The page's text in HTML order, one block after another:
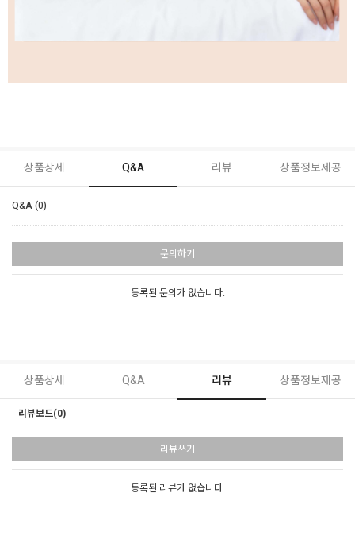
상품상세 Q&A 리뷰 상품정보제공
Q&A (0)
문의하기
등록된 문의가 없습니다.
상품상세 Q&A 리뷰 상품정보제공
리뷰보드(0)
리뷰쓰기
등록된 리뷰가 없습니다.